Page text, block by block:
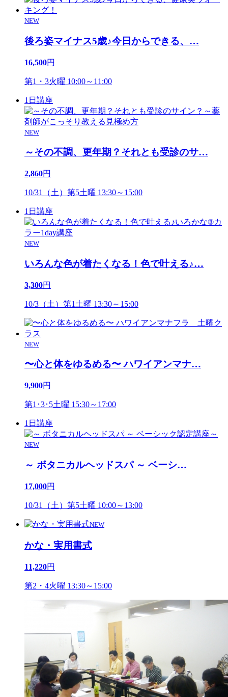
NEW
後ろ姿マイナス5歳♪今日からできる、 …
16,500円
第1・3火曜 10:00～11:00
1日講座
NEW
～その不調、更年期？それとも受診のサ…
2,860円
10/31（土）第5土曜 13:30～15:00
1日講座
NEW
いろんな色が着たくなる！色で叶える♪…
3,300円
10/3（土）第1土曜 13:30～15:00
NEW
〜心と体をゆるめる〜 ハワイアンマナ…
9,900円
第1･3･5土曜 15:30～17:00
1日講座
NEW
～ ボタニカルヘッドスパ ～ ベーシ…
17,000円
10/31（土）第5土曜 10:00～13:00
NEW
かな・実用書式
11,220円
第2・4火曜 13:30～15:00